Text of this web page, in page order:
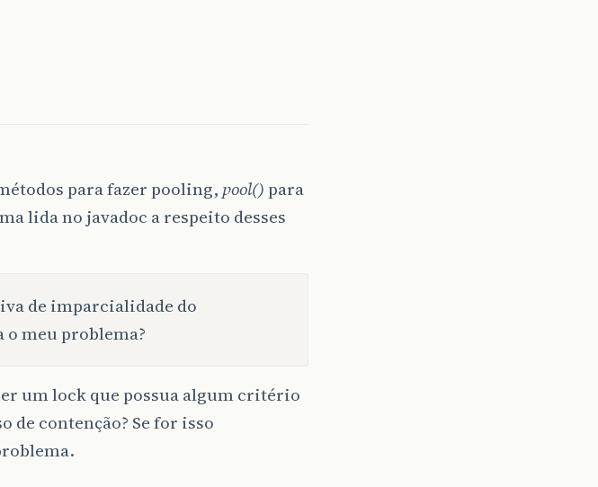
para fazer pooling, pool() para
lida no javadoc a respeito desses
de imparcialidade do
meu problema?
um lock que possua algum critério
de contenção? Se for isso